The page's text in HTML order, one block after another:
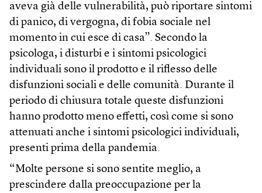
aveva già delle vulnerabilità, può riportare sintomi
di panico, di vergogna, di fobia sociale nel
momento in cui esce di casa”. Secondo la
psicologa, i disturbi e i sintomi psicologici
individuali sono il prodotto e il riflesso delle
disfunzioni sociali e delle comunità. Durante il
periodo di chiusura totale queste disfunzioni
hanno prodotto meno effetti, così come si sono
attenuati anche i sintomi psicologici individuali,
presenti prima della pandemia.
“Molte persone si sono sentite meglio, a
prescindere dalla preoccupazione per la